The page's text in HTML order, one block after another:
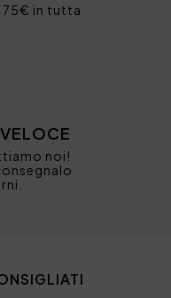
75€ in tutta
noi!